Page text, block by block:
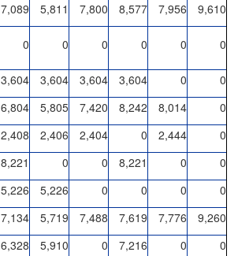
7,089 5,811 7,800 8,577 7,956 9,610
0 0 0 0 0 0
3,604 3,604 3,604 3,604 0 0
6,804 5,805 7,420 8,242 8,014 0
2,408 2,406 2,404 0 2,444 0
8,221 0 0 8,221 0 0
5,226 5,226 0 0 0 0
7,134 5,719 7,488 7,619 7,776 9,260
6,328 5,910 0 7,216 0 0